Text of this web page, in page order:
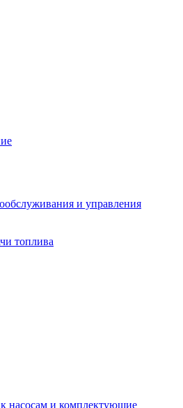
и управления
топлива
насосам и комплектующие